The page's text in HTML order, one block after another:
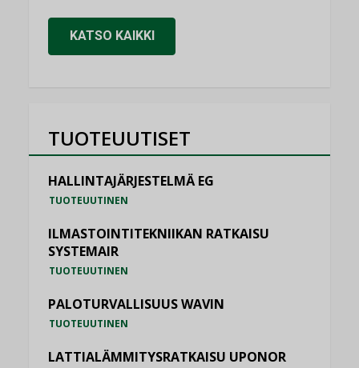
KATSO KAIKKI
TUOTEUUTISET
HALLINTAJÄRJESTELMÄ EG
TUOTEUUTINEN
ILMASTOINTITEKNIIKAN RATKAISU
SYSTEMAIR
TUOTEUUTINEN
PALOTURVALLISUUS WAVIN
TUOTEUUTINEN
LATTIALÄMMITYSRATKAISU UPONOR